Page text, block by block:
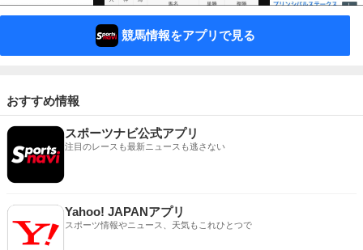
競馬情報をアプリで見る
おすすめ情報
スポーツナビ公式アプリ
注目のレースも最新ニュースも逃さない
Yahoo! JAPANアプリ
スポーツ情報やニュース、天気もこれひとつで